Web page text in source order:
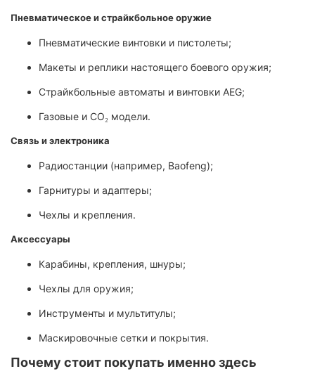
Пневматическое и страйкбольное оружие
Пневматические винтовки и пистолеты;
Макеты и реплики настоящего боевого оружия;
Страйкбольные автоматы и винтовки AEG;
Газовые и CO₂ модели.
Связь и электроника
Радиостанции (например, Baofeng);
Гарнитуры и адаптеры;
Чехлы и крепления.
Аксессуары
Карабины, крепления, шнуры;
Чехлы для оружия;
Инструменты и мультитулы;
Маскировочные сетки и покрытия.
Почему стоит покупать именно здесь